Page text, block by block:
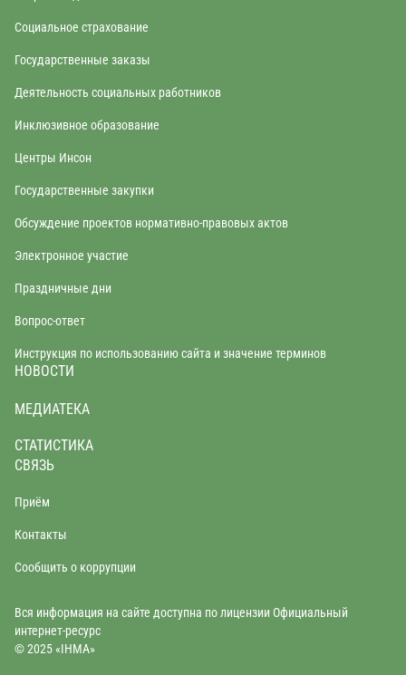
Социальное страхование
Государственные заказы
Деятельность социальных работников
Инклюзивное образование
Центры Инсон
Государственные закупки
Обсуждение проектов нормативно-правовых актов
Электронное участие
Праздничные дни
Вопрос-ответ
Инструкция по использованию сайта и значение терминов
НОВОСТИ
МЕДИАТЕКА
СТАТИСТИКА
СВЯЗЬ
Приём
Контакты
Сообщить о коррупции
Вся информация на сайте доступна по лицензии Официальный
интернет-ресурс
© 2025 «IHMA»